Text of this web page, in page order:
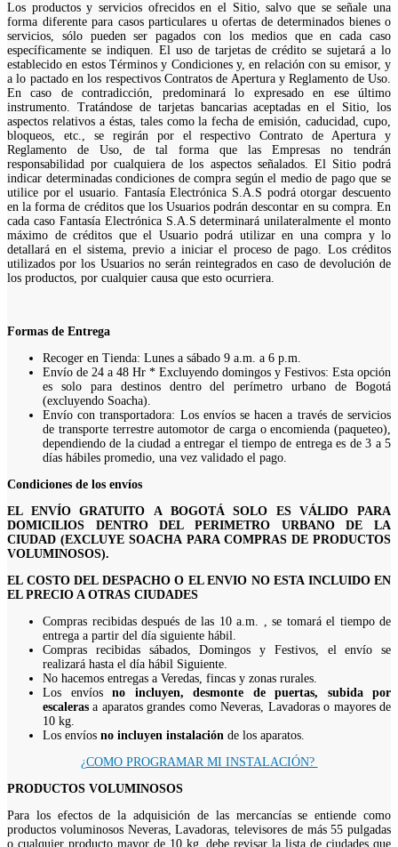
Los productos y servicios ofrecidos en el Sitio, salvo que se señale una
forma diferente para casos particulares u ofertas de determinados bienes o
servicios, sólo pueden ser pagados con los medios que en cada caso
específicamente se indiquen. El uso de tarjetas de crédito se sujetará a lo
establecido en estos Términos y Condiciones y, en relación con su emisor, y
a lo pactado en los respectivos Contratos de Apertura y Reglamento de Uso.
En caso de contradicción, predominará lo expresado en ese último
instrumento. Tratándose de tarjetas bancarias aceptadas en el Sitio, los
aspectos relativos a éstas, tales como la fecha de emisión, caducidad, cupo,
bloqueos, etc., se regirán por el respectivo Contrato de Apertura y
Reglamento de Uso, de tal forma que las Empresas no tendrán
responsabilidad por cualquiera de los aspectos señalados. El Sitio podrá
indicar determinadas condiciones de compra según el medio de pago que se
utilice por el usuario. Fantasía Electrónica S.A.S podrá otorgar descuento
en la forma de créditos que los Usuarios podrán descontar en su compra. En
cada caso Fantasía Electrónica S.A.S determinará unilateralmente el monto
máximo de créditos que el Usuario podrá utilizar en una compra y lo
detallará en el sistema, previo a iniciar el proceso de pago. Los créditos
utilizados por los Usuarios no serán reintegrados en caso de devolución de
los productos, por cualquier causa que esto ocurriera.
Formas de Entrega
Recoger en Tienda: Lunes a sábado 9 a.m. a 6 p.m.
Envío de 24 a 48 Hr * Excluyendo domingos y Festivos: Esta opción
es solo para destinos dentro del perímetro urbano de Bogotá
(excluyendo Soacha).
Envío con transportadora: Los envíos se hacen a través de servicios
de transporte terrestre automotor de carga o encomienda (paqueteo),
dependiendo de la ciudad a entregar el tiempo de entrega es de 3 a 5
días hábiles promedio, una vez validado el pago.
Condiciones de los envíos
EL ENVÍO GRATUITO A BOGOTÁ SOLO ES VÁLIDO PARA
DOMICILIOS DENTRO DEL PERIMETRO URBANO DE LA
CIUDAD (EXCLUYE SOACHA PARA COMPRAS DE PRODUCTOS
VOLUMINOSOS).
EL COSTO DEL DESPACHO O EL ENVIO NO ESTA INCLUIDO EN
EL PRECIO A OTRAS CIUDADES
Compras recibidas después de las 10 a.m. , se tomará el tiempo de
entrega a partir del día siguiente hábil.
Compras recibidas sábados, Domingos y Festivos, el envío se
realizará hasta el día hábil Siguiente.
No hacemos entregas a Veredas, fincas y zonas rurales.
Los envíos no incluyen, desmonte de puertas, subida por
escaleras a aparatos grandes como Neveras, Lavadoras o mayores de
10 kg.
Los envíos no incluyen instalación de los aparatos.
¿COMO PROGRAMAR MI INSTALACIÓN?
PRODUCTOS VOLUMINOSOS
Para los efectos de la adquisición de las mercancías se entiende como
productos voluminosos Neveras, Lavadoras, televisores de más 55 pulgadas
o cualquier producto mayor de 10 kg, debe revisar la lista de ciudades que